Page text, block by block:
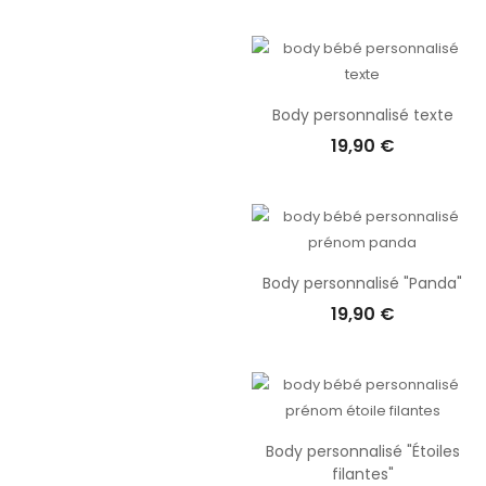
mois,
l'arrivée
afin que
nounou.
Body personnalisé texte
19,90 €
Body personnalisé "Panda"
19,90 €
Body personnalisé "Étoiles
filantes"